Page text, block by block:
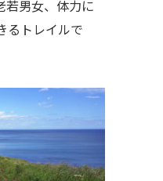
若男女、体力に
るトレイルで